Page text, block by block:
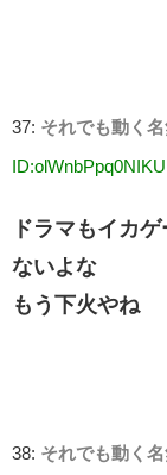
37: それでも動く名
ID:olWnbPpq0NIKU
ドラマもイカ
ないよな
もう下火やね
38: それでも動く名